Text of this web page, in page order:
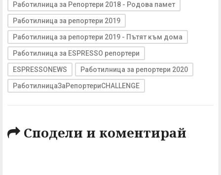
Работилница за Репортери 2018 - Родова памет
Работилница за репортери 2019
Работилница за репортери 2019 - Пътят към дома
Работилница за ESPRESSO репортери
ESPRESSONEWS Работилница за репортери 2020
РаботилницаЗаРепортериCHALLENGE
Сподели и коментирай